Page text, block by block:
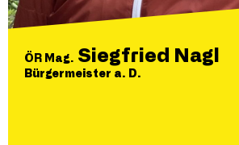
ÖR Mag. Siegfried Nagl
Bürgermeister a. D.